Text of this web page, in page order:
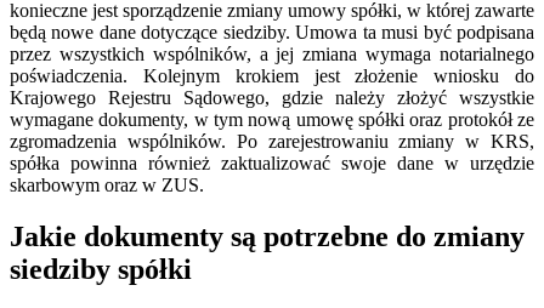
konieczne jest sporządzenie zmiany umowy spółki, w której zawarte
będą nowe dane dotyczące siedziby. Umowa ta musi być podpisana
przez wszystkich wspólników, a jej zmiana wymaga notarialnego
poświadczenia. Kolejnym krokiem jest złożenie wniosku do
Krajowego Rejestru Sądowego, gdzie należy złożyć wszystkie
wymagane dokumenty, w tym nową umowę spółki oraz protokół ze
zgromadzenia wspólników. Po zarejestrowaniu zmiany w KRS,
spółka powinna również zaktualizować swoje dane w urzędzie
skarbowym oraz w ZUS.
Jakie dokumenty są potrzebne do zmiany
siedziby spółki